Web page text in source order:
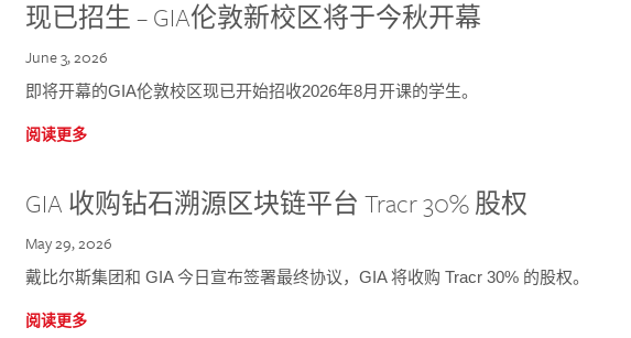
现已招生 – GIA伦敦新校区将于今秋开幕
June 3, 2026
即将开幕的GIA伦敦校区现已开始招收2026年8月开课的学生。
阅读更多
GIA 收购钻石溯源区块链平台 Tracr 30% 股权
May 29, 2026
戴比尔斯集团和 GIA 今日宣布签署最终协议，GIA 将收购 Tracr 30% 的股权。
阅读更多